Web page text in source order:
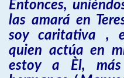
Entonces,
las amará en
soy caritativa ,
quien actúa en
estoy a Èl,